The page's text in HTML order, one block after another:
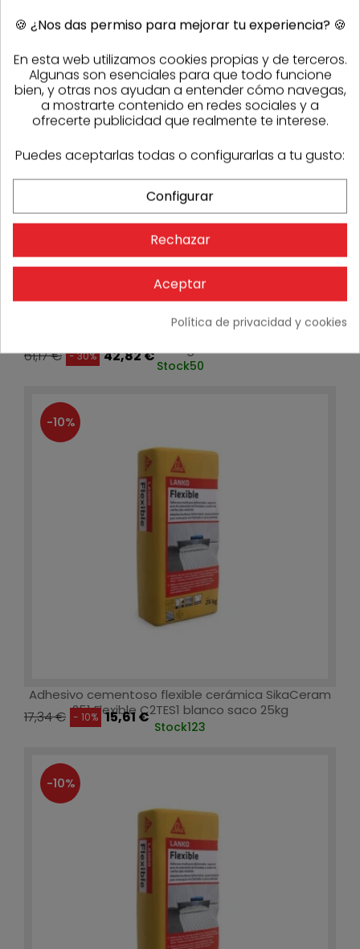
-30%
Mortero impermeabilización Propam Impe gris saco
61,17 € - 30% 42,82 €
Stock50
-10%
Adhesivo cementoso flexible cerámica SikaCeram
251 Flexible C2TES1 blanco saco 25kg
17,34 € - 10% 15,61 €
Stock123
-10%
🍪 ¿Nos das permiso para mejorar tu experiencia? 🍪
En esta web utilizamos cookies propias y de terceros.
Algunas son esenciales para que todo funcione
bien, y otras nos ayudan a entender cómo navegas,
a mostrarte contenido en redes sociales y a
ofrecerte publicidad que realmente te interese.
Puedes aceptarlas todas o configurarlas a tu gusto:
Configurar
Rechazar
Aceptar
Política de privacidad y cookies